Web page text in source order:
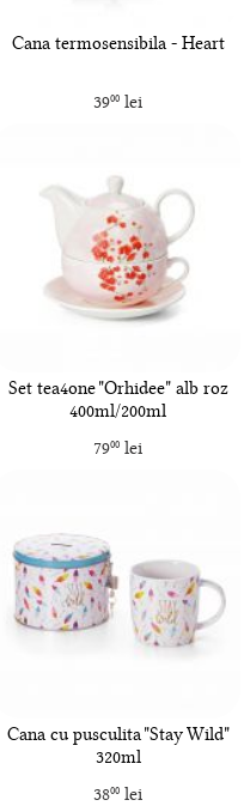
Cana termosensibila - Heart
3900lei
Set tea4one "Orhidee" alb roz
400ml/200ml
7900lei
Cana cu pusculita "Stay Wild"
320ml
3800lei